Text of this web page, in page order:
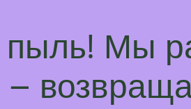
пыль! Мы